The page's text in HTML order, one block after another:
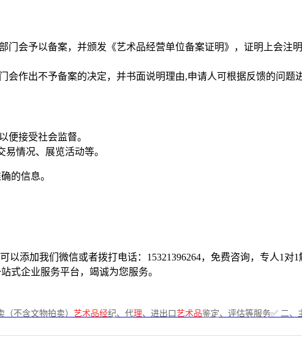
门会予以备案，并颁发《艺术品经营单位备案证明》，证明上会注
作出不予备案的决定，并书面说明理由,申请人可根据反馈的问题
便接受社会监督。
情况、展览活动等。
的信息。
添加我们微信或者拨打电话：15321396264，免费咨询，专人1对
式企业服务平台，竭诚为您服务。
（不含文物拍卖） 艺术品经纪、代理、进出口 艺术品鉴定、评估等服务✅ 二